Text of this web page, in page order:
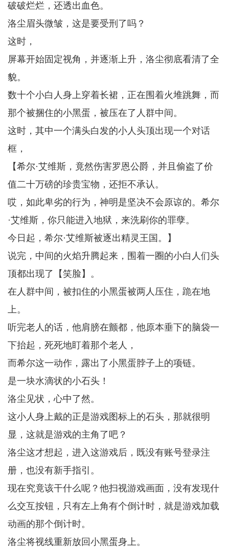
破破烂烂，还透出血色。
洛尘眉头微皱，这是要受刑了吗？
这时，
屏幕开始固定视角，并逐渐上升，洛尘彻底看清了全
貌。
数十个小白人身上穿着长裙，正在围着火堆跳舞，而
那个被捆住的小黑蛋，被压在了人群中间。
这时，其中一个满头白发的小人头顶出现一个对话
框，
【希尔·艾维斯，竟然伤害罗恩公爵，并且偷盗了价
值二十万磅的珍贵宝物，还拒不承认。
哎，如此卑劣的行为，神明是坚决不会原谅的。希尔
·艾维斯，你只能进入地狱，来洗刷你的罪孽。
今日起，希尔·艾维斯被逐出精灵王国。】
说完，中间的火焰升腾起来，围着一圈的小白人们头
顶都出现了【笑脸】。
在人群中间，被扣住的小黑蛋被两人压住，跪在地
上。
听完老人的话，他肩膀在颤都，他原本垂下的脑袋一
下抬起，死死地盯着那个老人，
而希尔这一动作，露出了小黑蛋脖子上的项链。
是一块水滴状的小石头！
洛尘见状，心中了然。
这小人身上戴的正是游戏图标上的石头，那就很明
显，这就是游戏的主角了吧？
洛尘这才想起，进入这游戏后，既没有账号登录注
册，也没有新手指引。
现在究竟该干什么呢？他扫视游戏画面，没有发现什
么交互按钮，只有左上角有个倒计时，就是游戏加载
动画的那个倒计时。
洛尘将视线重新放回小黑蛋身上。